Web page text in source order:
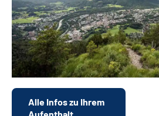
Alle Infos zu Ihrem